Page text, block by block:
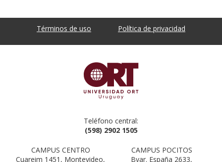
Términos de uso Política de privacidad
Teléfono central:
(598) 2902 1505
CAMPUS CENTRO
Cuareim 1451, Montevideo,
CAMPUS POCITOS
Bvar. España 2633,